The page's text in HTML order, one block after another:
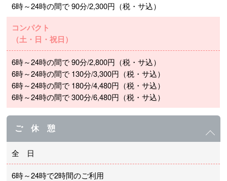
6時～24時の間で 90分/2,300円（税・サ込）
コンパクト
（土・日・祝日）
6時～24時の間で 90分/2,800円（税・サ込）
6時～24時の間で 130分/3,300円（税・サ込）
6時～24時の間で 180分/4,480円（税・サ込）
6時～24時の間で 300分/6,480円（税・サ込）
ご 休 憩
全 日
6時～24時で2時間のご利用